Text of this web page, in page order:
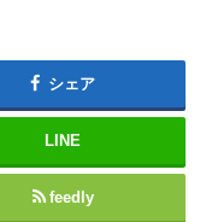
シェア
LINE
feedly